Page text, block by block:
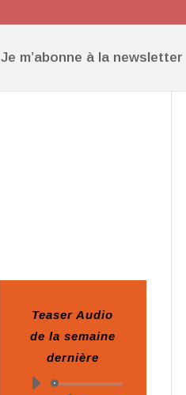
Je m’abonne à la newsletter
Teaser Audio
de la semaine
dernière
Lecteur